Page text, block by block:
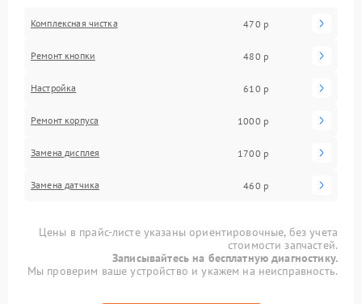
Комплексная чистка 470 р
Ремонт кнопки 480 р
Настройка 610 р
Ремонт корпуса 1000 р
Замена дисплея 1700 р
Замена датчика 460 р
Цены в прайс-листе указаны ориентировочные, без учета
стоимости запчастей.
Записывайтесь на бесплатную диагностику.
Мы проверим ваше устройство и укажем на неисправность.